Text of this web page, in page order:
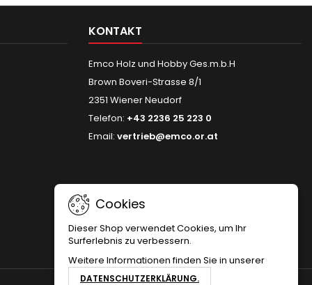
KONTAKT
Emco Holz und Hobby Ges.m.b.H
Brown Boveri-Strasse 8/1
2351 Wiener Neudorf
Telefon: +43 2236 25 223 0
Email: vertrieb@emco.or.at
Cookies
Dieser Shop verwendet Cookies, um Ihr
Surferlebnis zu verbessern.
Weitere Informationen finden Sie in unserer
DATENSCHUTZERKLÄRUNG.